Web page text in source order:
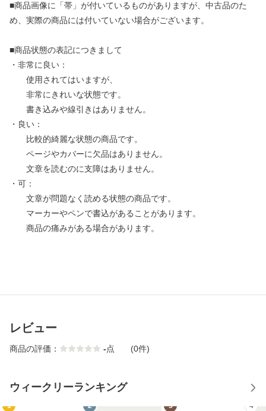
■商品画像に「帯」が付いているものがありますが、中古品のた
め、実際の商品には付いていない場合がございます。
■商品状態の表記につきまして
・非常に良い：
使用されてはいますが、
非常にきれいな状態です。
書き込みや線引きはありません。
・良い：
比較的綺麗な状態の商品です。
ページやカバーに欠品はありません。
文章を読むのに支障はありません。
・可：
文章が問題なく読める状態の商品です。
マーカーやペンで書込があることがあります。
商品の痛みがある場合があります。
レビュー
商品の評価： -点 (0件)
ウィークリーランキング
1 2 3 4